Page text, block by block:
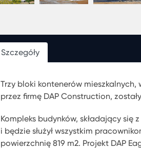
Szczegóły
Trzy bloki kontenerów
przez firmę DAP Construction,
Kompleks budynków, składający
i będzie służył wszystkim
powierzchnię 819 m2. Projekt DAP